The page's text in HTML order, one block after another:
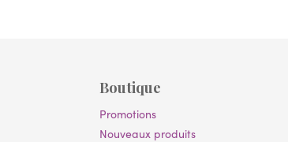
Boutique
Promotions
Nouveaux produits